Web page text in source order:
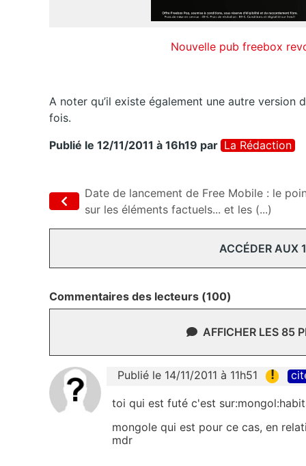
Nouvelle pub freebox
A noter qu’il existe également une autre
fois.
Publié le 12/11/2011 à 16h19 par La Rédaction
Date de lancement de Free Mobile : le
sur les éléments factuels... et les (...)
ACCÉDER AUX
Commentaires des lecteurs (100)
AFFICHER LES 85
Publié le 14/11/2011 à 11h51 !
toi qui est futé c'est
mongole qui est pour ce cas, en
mdr